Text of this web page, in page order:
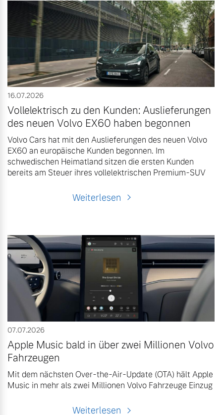
16.07.2026
Vollelektrisch zu den Kunden: Auslieferungen
des neuen Volvo EX60 haben begonnen
Volvo Cars hat mit den Auslieferungen des neuen Volvo
EX60 an europäische Kunden begonnen. Im
schwedischen Heimatland sitzen die ersten Kunden
bereits am Steuer ihres vollelektrischen Premium-SUV
Weiterlesen
07.07.2026
Apple Music bald in über zwei Millionen Volvo
Fahrzeugen
Mit dem nächsten Over-the-Air-Update (OTA) hält Apple
Music in mehr als zwei Millionen Volvo Fahrzeuge Einzug
Weiterlesen